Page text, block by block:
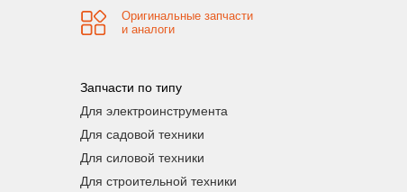
Оригинальные запчасти
и аналоги
Запчасти по типу
Для электроинструмента
Для садовой техники
Для силовой техники
Для строительной техники